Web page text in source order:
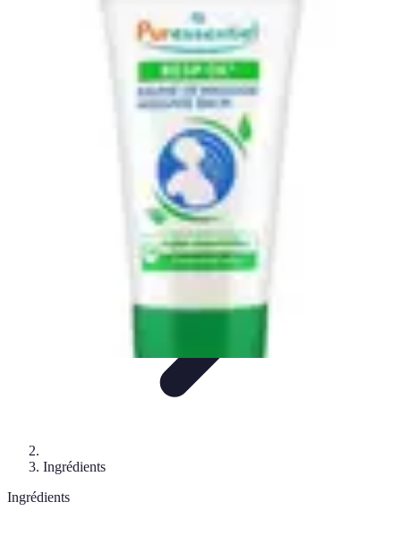
IngrédientsRoutine de soins
Ingrédients
Ingrédients